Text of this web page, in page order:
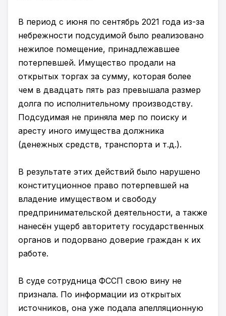
В период с июня по сентябрь 2021 года из-за
небрежности подсудимой было реализовано
нежилое помещение, принадлежавшее
потерпевшей. Имущество продали на
открытых торгах за сумму, которая более
чем в двадцать пять раз превышала размер
долга по исполнительному производству.
Подсудимая не приняла мер по поиску и
аресту иного имущества должника
(денежных средств, транспорта и т.д.).
В результате этих действий было нарушено
конституционное право потерпевшей на
владение имуществом и свободу
предпринимательской деятельности, а также
нанесён ущерб авторитету государственных
органов и подорвано доверие граждан к их
работе.
В суде сотрудница ФССП свою вину не
признала. По информации из открытых
источников, она уже подала апелляционную